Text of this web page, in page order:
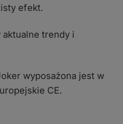
efekt.
aktualne trendy i
wyposażona jest w
CE.